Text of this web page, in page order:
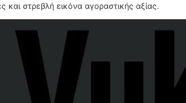
και στρεβλή εικόνα αγοραστικής αξίας.